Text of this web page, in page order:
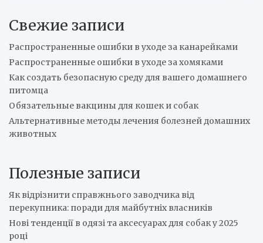
c
Свежие записи
Распространенные ошибки в уходе за канарейками
Распространенные ошибки в уходе за хомяками
Как создать безопасную среду для вашего домашнего
питомца
Обязательные вакцины для кошек и собак
Альтернативные методы лечения болезней домашних
животных
Полезные записи
Як відрізнити справжнього заводчика від
перекупника: поради для майбутніх власників
Нові тенденції в одязі та аксесуарах для собак у 2025
році